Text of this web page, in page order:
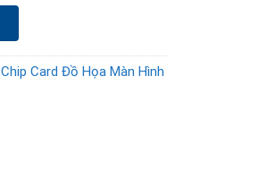
Card Đồ Họa Màn Hình